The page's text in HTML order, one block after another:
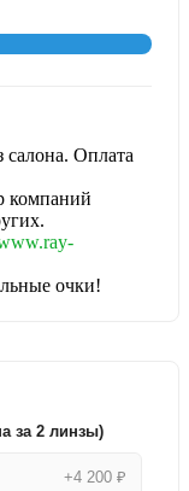
салона. Оплата
компаний
очки!
за 2 линзы)
+4 200 ₽